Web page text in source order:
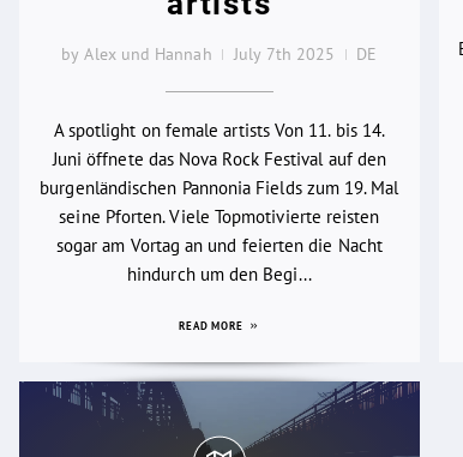
by Alex und Hannah July 7th 2025 DE
A spotlight on female artists Von 11. bis 14.
Juni öffnete das Nova Rock Festival auf den
burgenländischen Pannonia Fields zum 19. Mal
seine Pforten. Viele Topmotivierte reisten
sogar am Vortag an und feierten die Nacht
hindurch um den Begi...
READ MORE